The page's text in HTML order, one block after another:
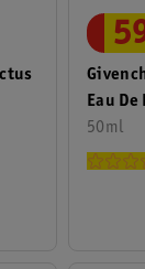
Eau
50ml